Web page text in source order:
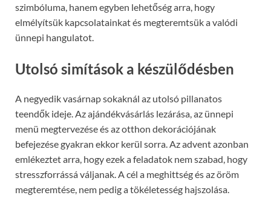
szimbóluma, hanem egyben lehetőség arra, hogy
elmélyítsük kapcsolatainkat és megteremtsük a valódi
ünnepi hangulatot.
Utolsó simítások a készülődésben
A negyedik vasárnap sokaknál az utolsó pillanatos
teendők ideje. Az ajándékvásárlás lezárása, az ünnepi
menü megtervezése és az otthon dekorációjának
befejezése gyakran ekkor kerül sorra. Az advent azonban
emlékeztet arra, hogy ezek a feladatok nem szabad, hogy
stresszforrássá váljanak. A cél a meghittség és az öröm
megteremtése, nem pedig a tökéletesség hajszolása.